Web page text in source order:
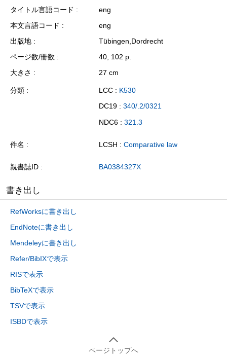
タイトル言語コード
eng
本文言語コード
eng
出版地
Tübingen,Dordrecht
ページ数/冊数
40, 102 p.
大きさ
27 cm
分類 LCC : K530
DC19 : 340/.2/0321
NDC6 : 321.3
件名 LCSH : Comparative law
親書誌ID BA0384327X
書き出し
RefWorksに書き出し
EndNoteに書き出し
Mendeleyに書き出し
Refer/BibIXで表示
RISで表示
BibTeXで表示
TSVで表示
ISBDで表示
ページトップへ